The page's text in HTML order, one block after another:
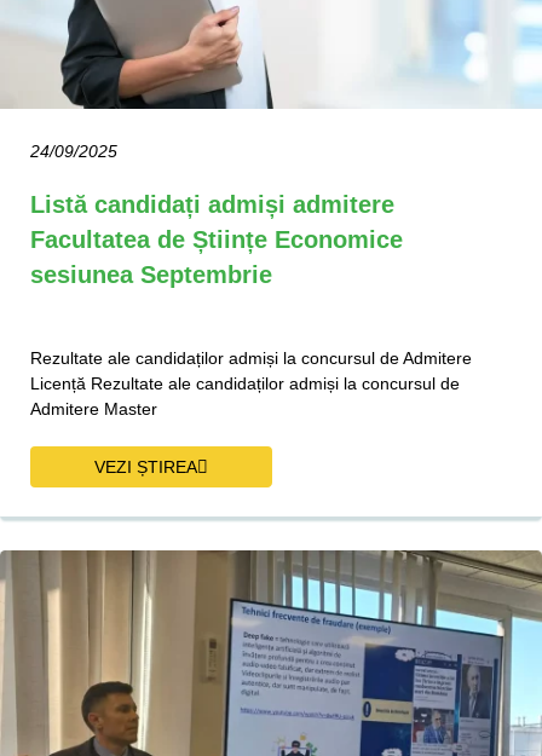
Listă candidați admiși admitere
Facultatea de Științe Economice
sesiunea Septembrie
Rezultate ale candidaților admiși la concursul de Admitere
Licență Rezultate ale candidaților admiși la concursul de
Admitere Master
24/09/2025
VEZI ȘTIREA